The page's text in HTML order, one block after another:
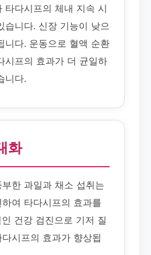
타다시프의 체내 지속 시
습니다. 신장 기능이 낮으
니다. 운동으로 혈액 순환
시프의 효과가 더 균일하
니다.
화
한 과일과 채소 섭취는
여 타다시프의 효과를
건강 검진으로 기저 질
시프의 효과가 향상됩